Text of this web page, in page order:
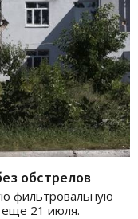
обстрелов
фильтровальную
еще 21 июля.